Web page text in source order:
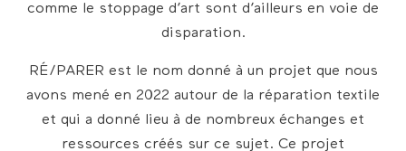
comme le stoppage d’art sont d’ailleurs en voie de
disparation.
RÉ/PARER est le nom donné à un projet que nous
avons mené en 2022 autour de la réparation textile
et qui a donné lieu à de nombreux échanges et
ressources créés sur ce sujet. Ce projet